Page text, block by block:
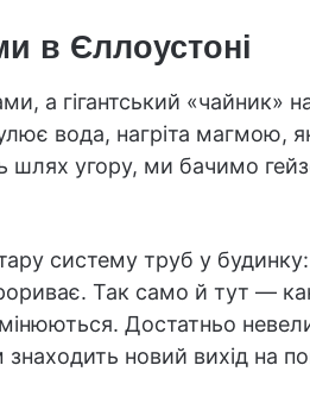
в Єллоустоні
а гігантський «чайник»
вода, нагріта магмою,
угору, ми бачимо
систему труб у
Так само й тут —
Достатньо
знаходить новий вихід на